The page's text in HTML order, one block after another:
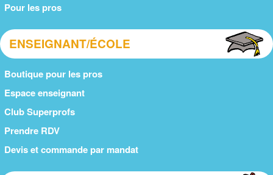
Pour les pros
ENSEIGNANT/ÉCOLE
Boutique pour les pros
Espace enseignant
Club Superprofs
Prendre RDV
Devis et commande par mandat